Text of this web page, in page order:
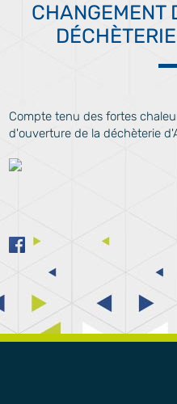
CHANGEMENT
Compte tenu des fortes
d'ouverture de la déchèterie